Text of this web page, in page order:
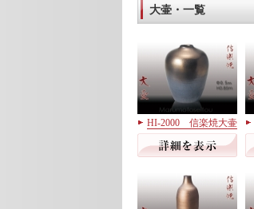
大壷・一覧
HI-2000 信楽焼大壷